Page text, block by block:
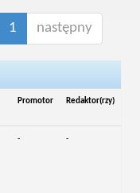
1 następny
Promotor Redaktor(rzy)
- -